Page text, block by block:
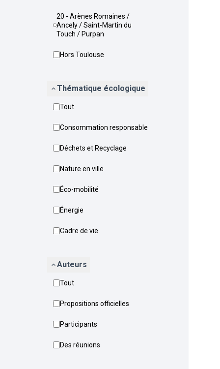
20 - Arènes Romaines /
Ancely / Saint-Martin du
Touch / Purpan
Hors Toulouse
Thématique écologique
Tout
Consommation responsable
Déchets et Recyclage
Nature en ville
Éco-mobilité
Énergie
Cadre de vie
Auteurs
Tout
Propositions officielles
Participants
Des réunions